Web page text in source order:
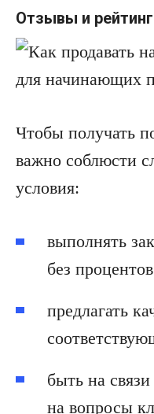
Отзывы и
Чтобы получать
важно соблюсти
условия:
выполнять
без
предлагать
быть на
на вопросы